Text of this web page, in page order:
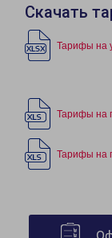
Скачать
Тарифы на
Тарифы на
Тарифы на